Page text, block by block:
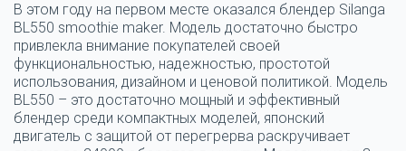
В этом году на первом месте оказался блендер Silanga
BL550 smoothie maker. Модель достаточно быстро
привлекла внимание покупателей своей
функциональностью, надежностью, простотой
использования, дизайном и ценовой политикой. Модель
BL550 – это достаточно мощный и эффективный
блендер среди компактных моделей, японский
двигатель с защитой от перегрерва раскручивает